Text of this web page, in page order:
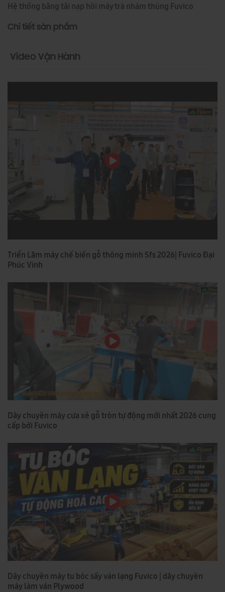
Hệ thống băng tải nạp hồi máy trà nhám thùng Fuvico
Chi tiết sản phẩm
Video Vận Hành
Triển Lãm máy chế biến gỗ thông minh Sfs 2026| Fuvico Đại
Phúc Vinh
Dây chuyền máy cưa xẻ gỗ tròn tự động mới nhất 2026 cung
cấp bởi Fuvico
Dây chuyền máy tu bóc sấy ván lạng Fuvico | dây chuyền
máy làm ván Plywood